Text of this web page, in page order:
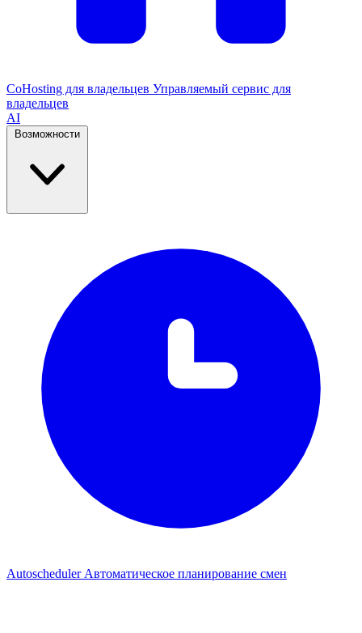
CoHosting для владельцев Управляемый сервис для
владельцев
AI
Autoscheduler Автоматическое планирование смен